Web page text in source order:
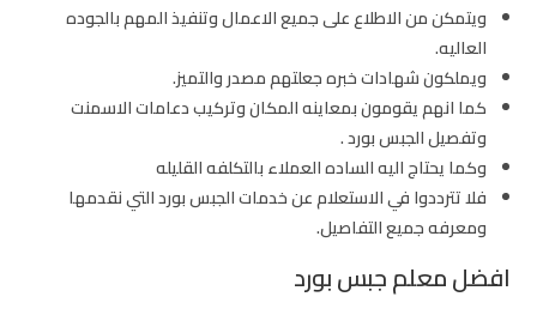
ويتمكن من الاطلاع على جميع الاعمال وتنفيذ المهم بالجوده
العاليه.
ويملكون شهادات خبره جعلتهم مصدر والتميز.
كما انهم يقومون بمعاينه المكان وتركيب دعامات الاسمنت
وتفصيل الجبس بورد .
وكما يحتاج اليه الساده العملاء بالتكلفه القليله
فلا تترددوا في الاستعلام عن خدمات الجبس بورد التي نقدمها
ومعرفه جميع التفاصيل.
افضل معلم جبس بورد